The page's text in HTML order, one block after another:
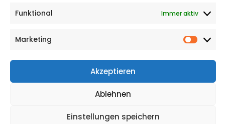
Funktional
Immer aktiv
Marketing
Akzeptieren
Ablehnen
Einstellungen speichern
Datenschutzerklärung
WordPress Theme |Viralby HashThemes